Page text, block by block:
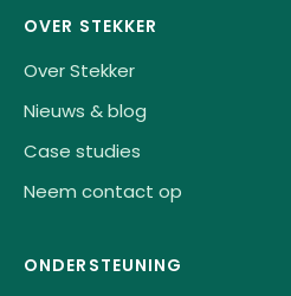
OVER STEKKER
Over Stekker
Nieuws & blog
Case studies
Neem contact op
ONDERSTEUNING